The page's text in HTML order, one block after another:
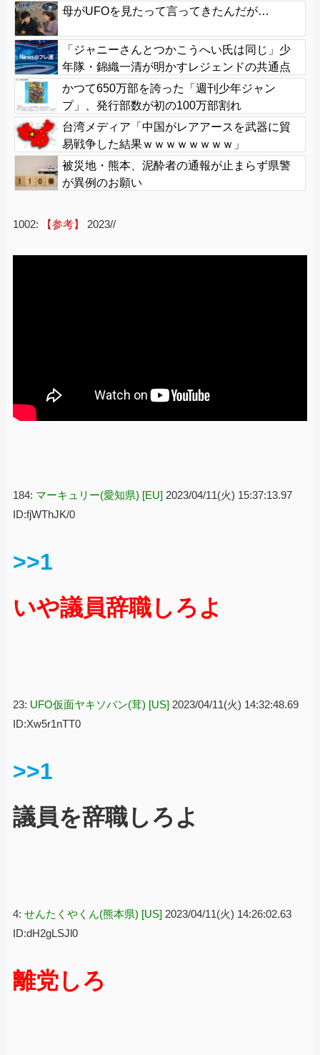
母がUFOを見たって言ってきたんだが…
「ジャニーさんとつかこうへい氏は同じ」少
年隊・錦織一清が明かすレジェンドの共通点
と我流の演出論
かつて650万部を誇った「週刊少年ジャン
プ」、発行部数が初の100万部割れ
台湾メディア「中国がレアアースを武器に貿
易戦争した結果ｗｗｗｗｗｗｗｗ」
被災地・熊本、泥酔者の通報が止まらず県警
が異例のお願い
1002: 【参考】 2023//
184: マーキュリー(愛知県) [EU] 2023/04/11(火) 15:37:13.97
ID:fjWThJK/0
>>1
いや議員辞職しろよ
23: UFO仮面ヤキソバン(茸) [US] 2023/04/11(火) 14:32:48.69
ID:Xw5r1nTT0
>>1
議員を辞職しろよ
4: せんたくやくん(熊本県) [US] 2023/04/11(火) 14:26:02.63
ID:dH2gLSJl0
離党しろ